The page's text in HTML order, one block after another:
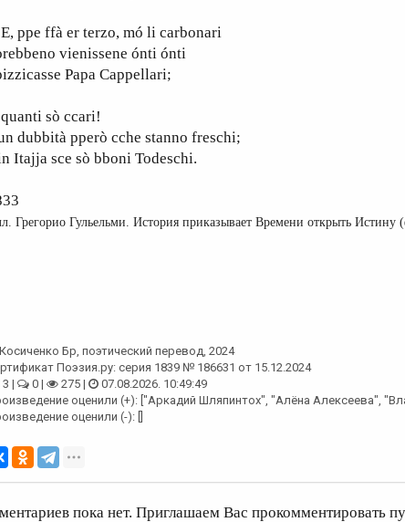
ppe ffà er terzo, mó li carbonari
vienissene ónti ónti
Papa Cappellari;
sò ccari!
dubbità pperò cche stanno freschi;
Itajja sce sò bboni Todeschi.
Грегорио Гульельми. История приказывает Времени открыть Истину
Косиченко Бр, поэтический перевод, 2024
Поэзия.ру: серия 1839 № 186631 от 15.12.2024
3 |
0 | 275 |
07.08.2026. 10:49:49
оценили (+): ["Аркадий Шляпинтох", "Алёна Алексеева",
оценили (-): []
пока нет. Приглашаем Вас прокомментировать